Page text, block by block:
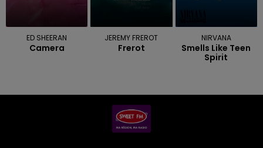
ED SHEERAN
Camera
JEREMY FREROT
Frerot
NIRVANA
Smells Like Teen
Spirit